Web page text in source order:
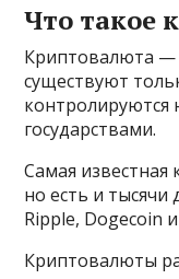
Что такое
Криптовалюта —
существуют
контролируются
государствами.
Самая
но есть и тысячи
Ripple, Dogecoin
Криптовалюты